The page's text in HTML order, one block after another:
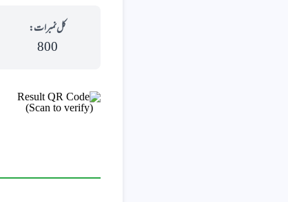
کل نمبرات:
800
(Scan to verify)